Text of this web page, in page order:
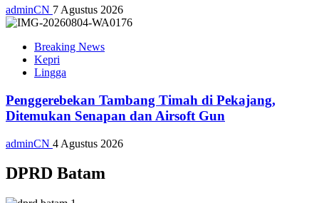
adminCN 7 Agustus 2026
Breaking News
Kepri
Lingga
Penggerebekan Tambang Timah di Pekajang,
Ditemukan Senapan dan Airsoft Gun
adminCN 4 Agustus 2026
DPRD Batam